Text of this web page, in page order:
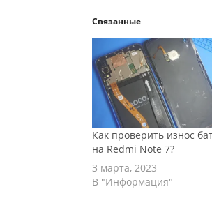
Связанные
Как проверить износ
на Redmi Note 7?
3 марта, 2023
В "Информация"